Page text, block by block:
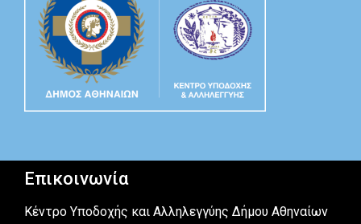
Επικοινωνία
Κέντρο Υποδοχής και Αλληλεγγύης Δήμου Αθηναίων